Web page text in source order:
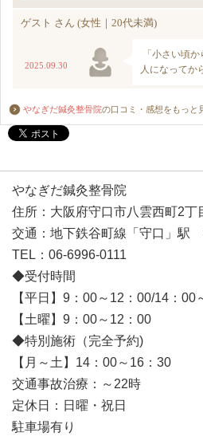
やなぎだ鍼灸整骨院の口コミ・感想をもっと
やなぎだ鍼灸整骨院
住所：大阪府守口市八雲西町2丁
交通：地下鉄谷町線「守口」駅
TEL：06-6996-0111
◆受付時間
【平日】9：00～12：00/14：00
【土曜】9：00～12：00
◆特別施術（完全予約)
【月～土】14：00～16：30
交通事故治療：～22時
定休日：日曜・祝日
駐車場有り